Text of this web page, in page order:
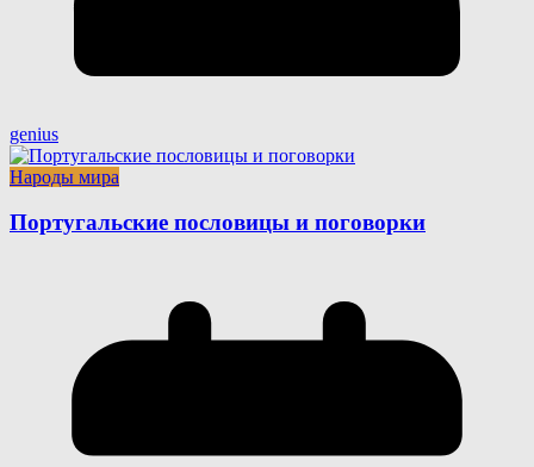
genius
Народы мира
Португальские пословицы и поговорки